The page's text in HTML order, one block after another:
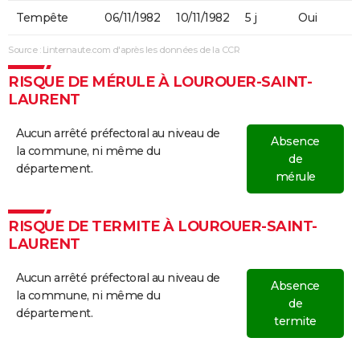
Tempête 06/11/1982 10/11/1982 5 j Oui
Source : Linternaute.com d'après les données de la CCR
RISQUE DE MÉRULE À LOUROUER-SAINT-
LAURENT
Aucun arrêté préfectoral au niveau de
la commune, ni même du
département.
Absence
de
mérule
RISQUE DE TERMITE À LOUROUER-SAINT-
LAURENT
Aucun arrêté préfectoral au niveau de
la commune, ni même du
département.
Absence
de
termite